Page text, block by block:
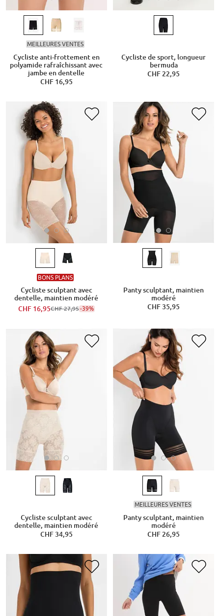
MEILLEURES VENTES
Cycliste anti-frottement en
polyamide rafraîchissant avec
jambe en dentelle
CHF 16,95
Cycliste de sport, longueur
bermuda
CHF 22,95
BONS PLANS
Cycliste sculptant avec
dentelle, maintien modéré
CHF 16,95CHF 27,95-39%
Panty sculptant, maintien
modéré
CHF 35,95
Cycliste sculptant avec
dentelle, maintien modéré
CHF 34,95
MEILLEURES VENTES
Panty sculptant, maintien
modéré
CHF 26,95